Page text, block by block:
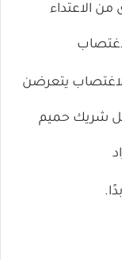
من الاعتداء
يتعرضن
شريك حميم